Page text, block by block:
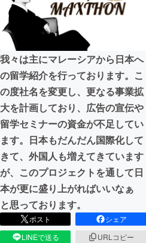
映像・映画
ビジネス・起業
まちづくり・地域活性化
CAMPFIRE for Social Good
CAMPFIREふるさと納税
我々は主にマレーシアから日本へ
の留学紹介を行っております。こ
の度社名を変更し、更なる事業拡
大を計画しており、広告の宣伝や
留学セミナーの資金が不足してい
ます。日本もだんだん国際化して
きて、外国人も増えてきています
が、このプロジェクトを通して日
本が更に盛り上がればいいなぁ
と思っております。
ポスト
シェア
LINEで送る
URLコピー